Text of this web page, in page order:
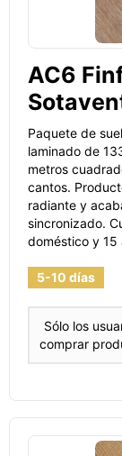
AC6
Paquete de
laminado de
metros
cantos.
radiante y
sincronizado.
doméstico y 15
5-10 días
Sólo los
comprar